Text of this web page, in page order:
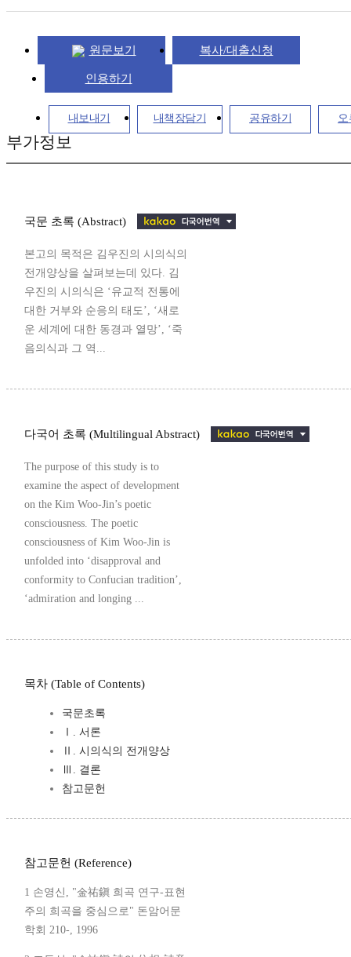
원문보기 복사/대출신청
인용하기
내보내기 내책장담기 공유하기 오
부가정보
국문 초록 (Abstract)
본고의 목적은 김우진의 시의식의
전개양상을 살펴보는데 있다. 김
우진의 시의식은 ‘유교적 전통에
대한 거부와 순응의 태도’, ‘새로
운 세계에 대한 동경과 열망’, ‘죽
음의식과 그 역...
다국어 초록 (Multilingual Abstract)
The purpose of this study is to
examine the aspect of development
on the Kim Woo-Jin’s poetic
consciousness. The poetic
consciousness of Kim Woo-Jin is
unfolded into ‘disapproval and
conformity to Confucian tradition’,
‘admiration and longing ...
목차 (Table of Contents)
국문초록
Ⅰ. 서론
Ⅱ. 시의식의 전개양상
Ⅲ. 결론
참고문헌
참고문헌 (Reference)
1 손영신, "金祐鎭 희곡 연구-표현
주의 희곡을 중심으로" 돈암어문
학회 210-, 1996